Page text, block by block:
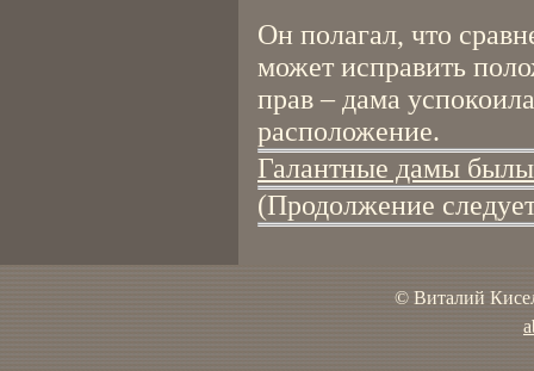
Он полагал, что
может исправить
прав – дама
расположение.
Галантные дамы
(Продолжение
© Виталий